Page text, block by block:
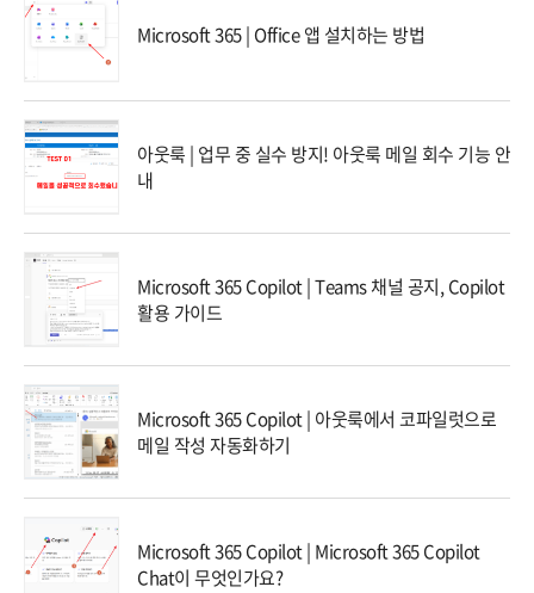
Microsoft 365 | Office 앱 설치하는 방법
아웃룩 | 업무 중 실수 방지! 아웃룩 메일 회수 기능 안
내
Microsoft 365 Copilot | Teams 채널 공지, Copilot
활용 가이드
Microsoft 365 Copilot | 아웃룩에서 코파일럿으로
메일 작성 자동화하기
Microsoft 365 Copilot | Microsoft 365 Copilot
Chat이 무엇인가요?